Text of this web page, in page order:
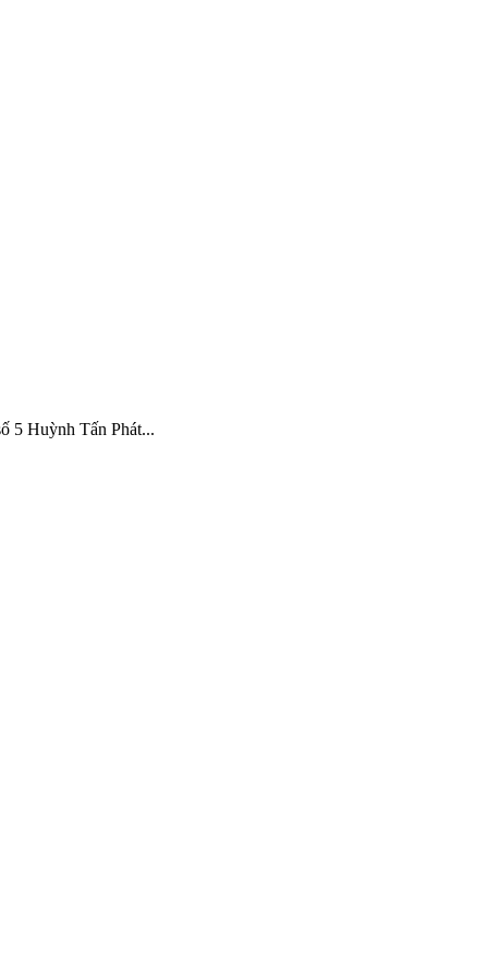
Huỳnh Tấn Phát...